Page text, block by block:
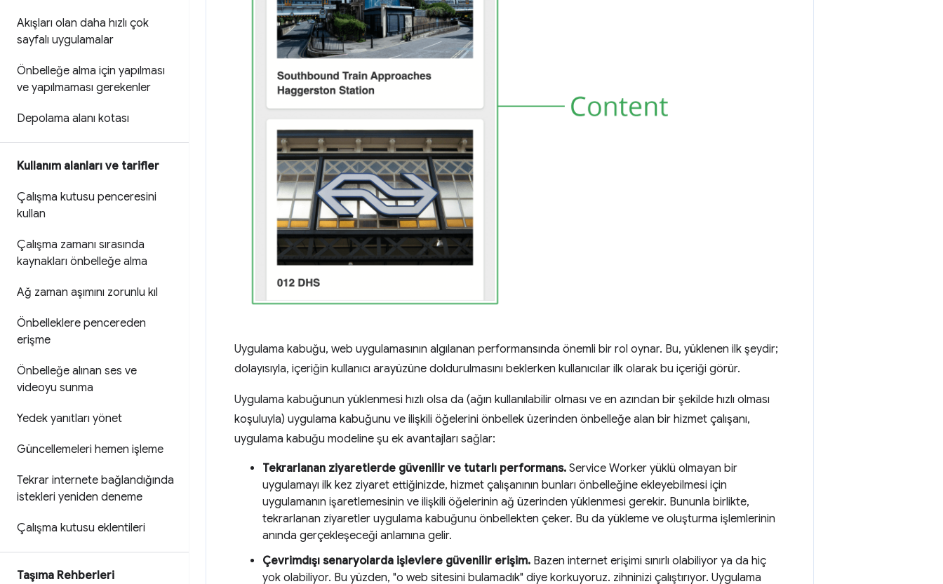
Akışları olan daha hızlı çok
sayfalı uygulamalar
Önbelleğe alma için yapılması
ve yapılmaması gerekenler
Depolama alanı kotası
Kullanım alanları ve tarifler
Çalışma kutusu penceresini
kullan
Çalışma zamanı sırasında
kaynakları önbelleğe alma
Ağ zaman aşımını zorunlu kıl
Önbelleklere pencereden
erişme
Önbelleğe alınan ses ve
videoyu sunma
Yedek yanıtları yönet
Güncellemeleri hemen işleme
Tekrar internete bağlandığında
istekleri yeniden deneme
Çalışma kutusu eklentileri
Taşıma Rehberleri
Uygulama kabuğu, web uygulamasının algılanan performansında önemli bir rol oynar. Bu, yüklenen ilk şeydir;
dolayısıyla, içeriğin kullanıcı arayüzüne doldurulmasını beklerken kullanıcılar ilk olarak bu içeriği görür.
Uygulama kabuğunun yüklenmesi hızlı olsa da (ağın kullanılabilir olması ve en azından bir şekilde hızlı olması
koşuluyla) uygulama kabuğunu ve ilişkili öğelerini önbellek üzerinden önbelleğe alan bir hizmet çalışanı,
uygulama kabuğu modeline şu ek avantajları sağlar:
Tekrarlanan ziyaretlerde güvenilir ve tutarlı performans. Service Worker yüklü olmayan bir
uygulamayı ilk kez ziyaret ettiğinizde, hizmet çalışanının bunları önbelleğine ekleyebilmesi için
uygulamanın işaretlemesinin ve ilişkili öğelerinin ağ üzerinden yüklenmesi gerekir. Bununla birlikte,
tekrarlanan ziyaretler uygulama kabuğunu önbellekten çeker. Bu da yükleme ve oluşturma işlemlerinin
anında gerçekleşeceği anlamına gelir.
Çevrimdışı senaryolarda işlevlere güvenilir erişim. Bazen internet erişimi sınırlı olabiliyor ya da hiç
yok olabiliyor. Bu yüzden, "o web sitesini bulamadık" diye korkuyoruz. zihninizi çalıştırıyor. Uygulama